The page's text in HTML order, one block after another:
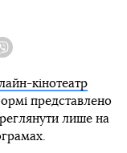
кінотеатр
представлено
лише на